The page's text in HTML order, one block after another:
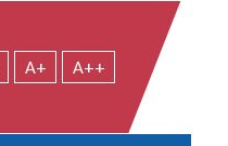
domyślna
A+ A++